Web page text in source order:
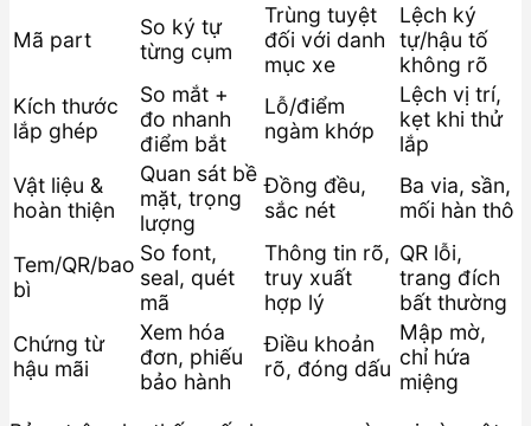
Mã part
So ký tự
từng cụm
Trùng tuyệt
đối với danh
mục xe
Lệch ký
tự/hậu tố
không rõ
Kích thước
lắp ghép
So mắt +
đo nhanh
điểm bắt
Lỗ/điểm
ngàm khớp
Lệch vị trí,
kẹt khi thử
lắp
Vật liệu &
hoàn thiện
Quan sát bề
mặt, trọng
lượng
Đồng đều,
sắc nét
Ba via, sần,
mối hàn thô
Tem/QR/bao
bì
So font,
seal, quét
mã
Thông tin rõ,
truy xuất
hợp lý
QR lỗi,
trang đích
bất thường
Chứng từ
hậu mãi
Xem hóa
đơn, phiếu
bảo hành
Điều khoản
rõ, đóng dấu
Mập mờ,
chỉ hứa
miệng